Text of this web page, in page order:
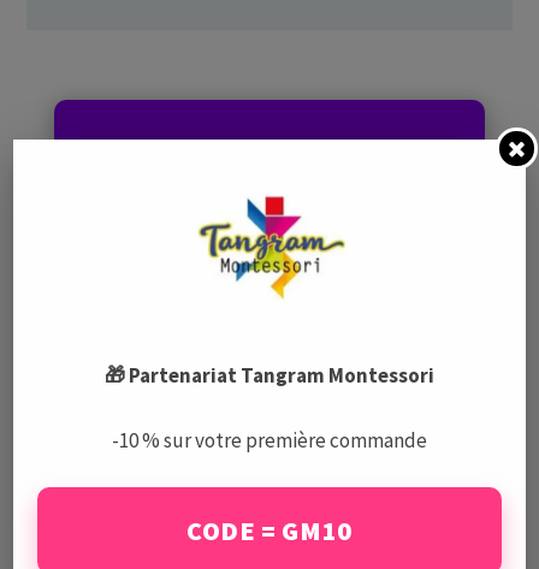
vous intéresser
La page demandée est introuvable. Essayez
panneau de navigation ci-dessus pour
Voir tous les produits
🎁 Partenariat Tangram Montessori
-10 % sur votre première commande
CODE = GM10